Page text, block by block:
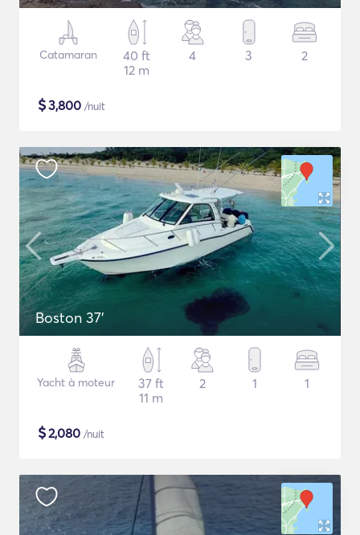
Catamaran
40 ft
12 m
4 3 2
$3,800 /nuit
Boston 37'
Yacht à moteur
37 ft
11 m
2 1 1
$2,080 /nuit